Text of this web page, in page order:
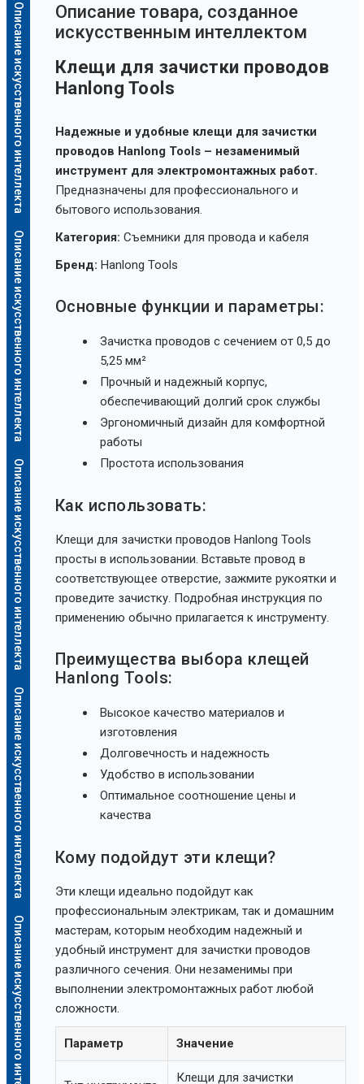
Описание искусственного интеллекта
Описание искусственного интеллекта
Описание искусственного интеллекта
Описание искусственного интеллекта
Описание искусственного интеллекта
Oписание товара, созданное
искусственным интеллектом
Клещи для зачистки проводов
Hanlong Tools
Надежные и удобные клещи для зачистки
проводов Hanlong Tools – незаменимый
инструмент для электромонтажных работ.
Предназначены для профессионального и
бытового использования.
Категория: Съемники для провода и кабеля
Бренд: Hanlong Tools
Основные функции и параметры:
Зачистка проводов с сечением от 0,5 до
5,25 мм²
Прочный и надежный корпус,
обеспечивающий долгий срок службы
Эргономичный дизайн для комфортной
работы
Простота использования
Как использовать:
Клещи для зачистки проводов Hanlong Tools
просты в использовании. Вставьте провод в
соответствующее отверстие, зажмите рукоятки и
проведите зачистку. Подробная инструкция по
применению обычно прилагается к инструменту.
Преимущества выбора клещей
Hanlong Tools:
Высокое качество материалов и
изготовления
Долговечность и надежность
Удобство в использовании
Оптимальное соотношение цены и
качества
Кому подойдут эти клещи?
Эти клещи идеально подойдут как
профессиональным электрикам, так и домашним
мастерам, которым необходим надежный и
удобный инструмент для зачистки проводов
различного сечения. Они незаменимы при
выполнении электромонтажных работ любой
сложности.
Параметр Значение
Клещи для зачистки